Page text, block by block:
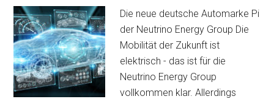
Strom
erzeugt
Die neue deutsche Automarke Pi
der Neutrino Energy Group Die
Mobilität der Zukunft ist
elektrisch - das ist für die
Neutrino Energy Group
vollkommen klar. Allerdings